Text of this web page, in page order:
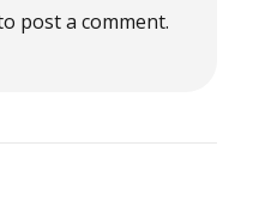
post a comment.